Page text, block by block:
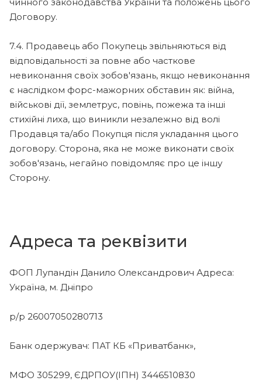
Договору.
7.4. Продавець або Покупець звільняються від
відповідальності за повне або часткове
невиконання своїх зобов'язань, якщо невиконання
є наслідком форс-мажорних обставин як: війна,
військові дії, землетрус, повінь, пожежа та інші
стихійні лиха, що виникли незалежно від волі
Продавця та/або Покупця після укладання цього
договору. Сторона, яка не може виконати своїх
зобов'язань, негайно повідомляє про це іншу
Сторону.
Адреса та реквізити
ФОП Лупандін Данило Олександрович Адреса:
Україна, м. Дніпро
р/р 26007050280713
Банк одержувач: ПАТ КБ «Приватбанк»,
МФО 305299, ЄДРПОУ(ІПН) 3446510830